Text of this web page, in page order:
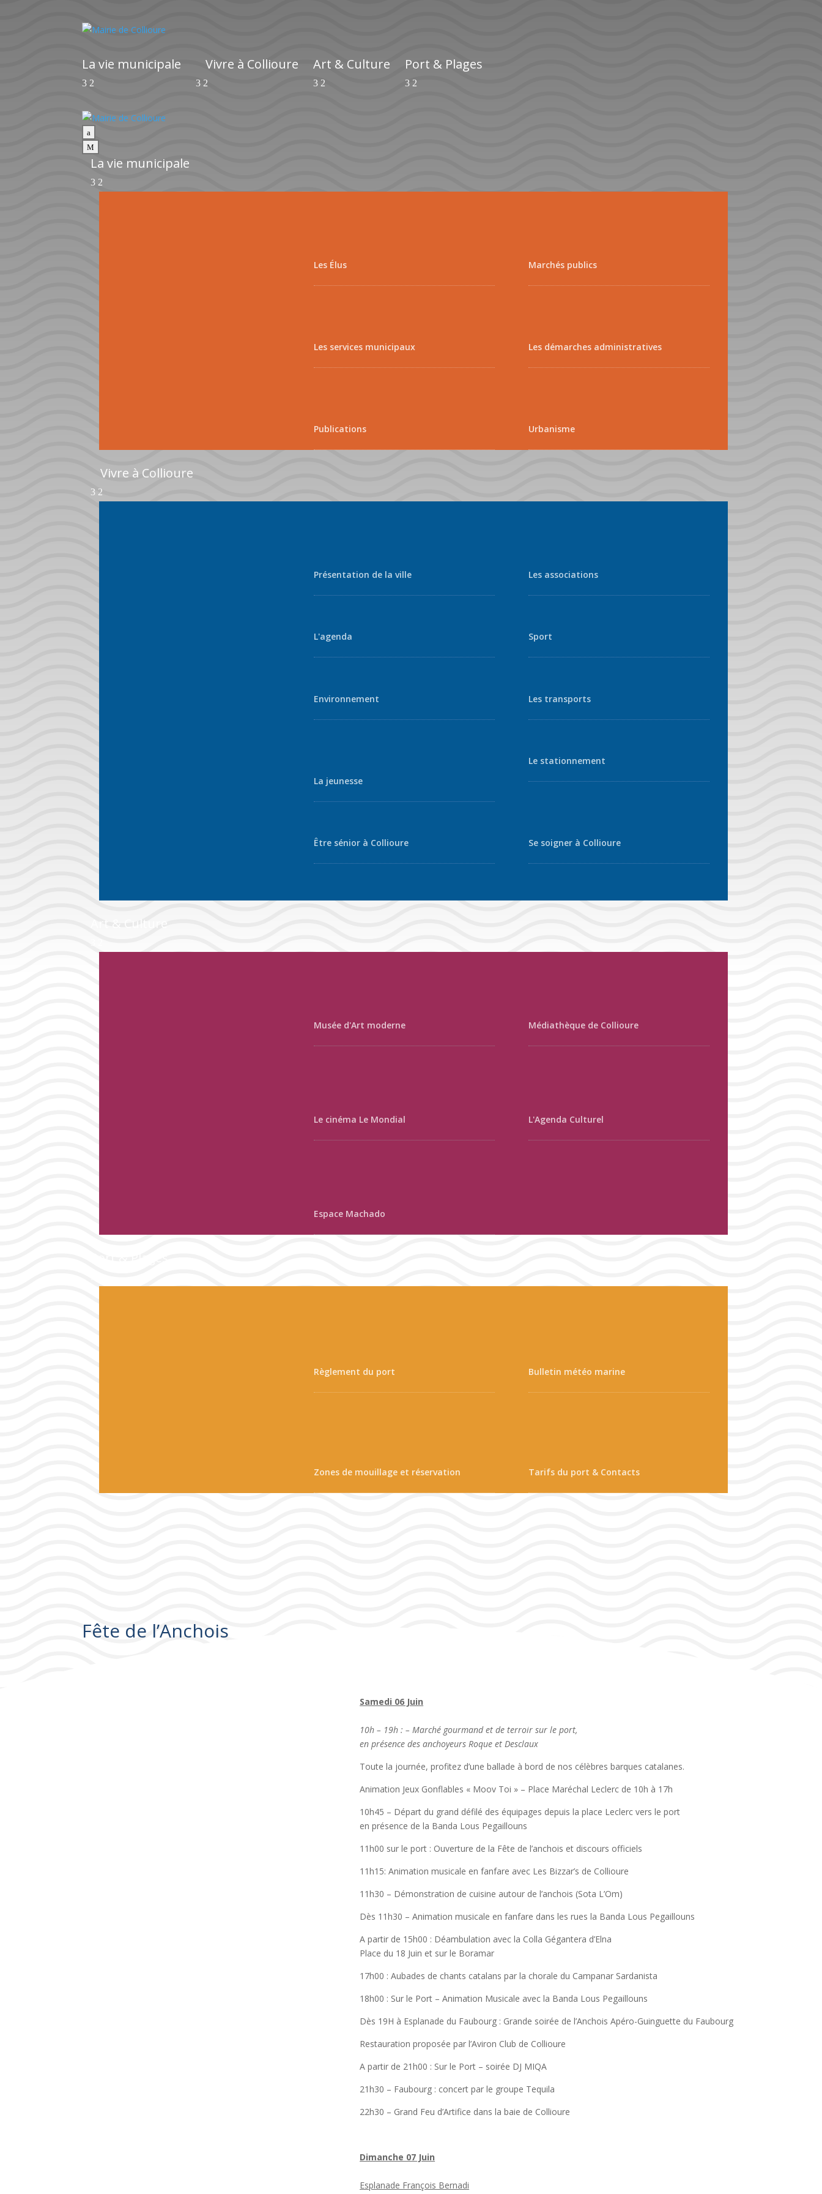
La vie municipale Vivre à Collioure Art & Culture Port & Plages
a
M
La vie municipale
Les Élus
Les services municipaux
Publications
Marchés publics
Les démarches administratives
Urbanisme
Vivre à Collioure
Présentation de la ville
L'agenda
Environnement
La jeunesse
Être sénior à Collioure
Les associations
Sport
Les transports
Le stationnement
Se soigner à Collioure
Musée d'Art moderne
Le cinéma Le Mondial
Espace Machado
Médiathèque de Collioure
L'Agenda Culturel
Règlement du port
Zones de mouillage et réservation
Bulletin météo marine
Tarifs du port & Contacts
Fête de l’Anchois
Samedi 06 Juin
10h – 19h : – Marché gourmand et de terroir sur le port,
en présence des anchoyeurs Roque et Desclaux
Toute la journée, profitez d’une ballade à bord de nos célèbres barques catalanes.
Animation Jeux Gonflables « Moov Toi » – Place Maréchal Leclerc de 10h à 17h
10h45 – Départ du grand défilé des équipages depuis la place Leclerc vers le port
en présence de la Banda Lous Pegaillouns
11h00 sur le port : Ouverture de la Fête de l’anchois et discours officiels
11h15: Animation musicale en fanfare avec Les Bizzar’s de Collioure
11h30 – Démonstration de cuisine autour de l’anchois (Sota L’Om)
Dès 11h30 – Animation musicale en fanfare dans les rues la Banda Lous Pegaillouns
A partir de 15h00 : Déambulation avec la Colla Gégantera d’Elna
Place du 18 Juin et sur le Boramar
17h00 : Aubades de chants catalans par la chorale du Campanar Sardanista
18h00 : Sur le Port – Animation Musicale avec la Banda Lous Pegaillouns
Dès 19H à Esplanade du Faubourg : Grande soirée de l’Anchois Apéro-Guinguette du Faubourg
Restauration proposée par l’Aviron Club de Collioure
A partir de 21h00 : Sur le Port – soirée DJ MIQA
21h30 – Faubourg : concert par le groupe Tequila
22h30 – Grand Feu d’Artifice dans la baie de Collioure
Dimanche 07 Juin
Esplanade François Bernadi